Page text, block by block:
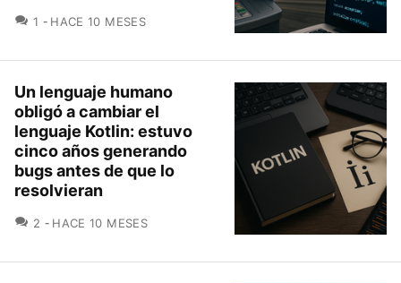
1 COMENTARIOS
HACE 10 MESES
Un lenguaje humano
obligó a cambiar el
lenguaje Kotlin: estuvo
cinco años generando
bugs antes de que lo
resolvieran
2 COMENTARIOS
HACE 10 MESES